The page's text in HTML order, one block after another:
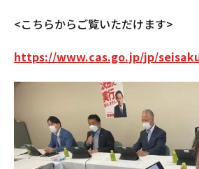
<こちらからご覧いただけます>
https://www.cas.go.jp/jp/